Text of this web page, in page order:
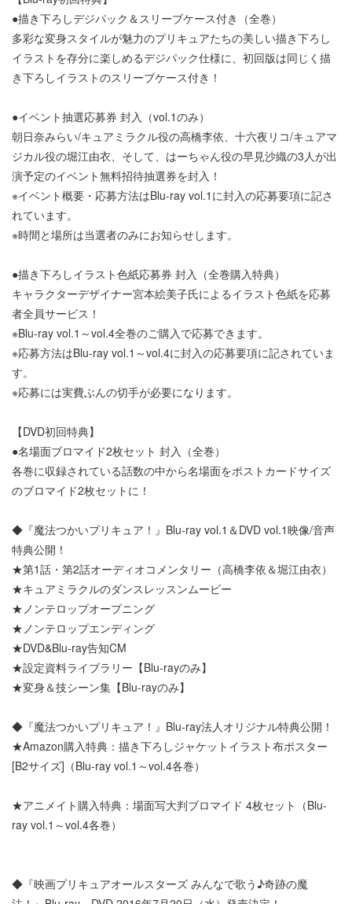
●描き下ろしデジパック＆スリーブケース付き（全巻）
多彩な変身スタイルが魅力のプリキュアたちの美しい描き下ろし
イラストを存分に楽しめるデジパック仕様に、初回版は同じく描
き下ろしイラストのスリーブケース付き！
●イベント抽選応募券 封入（vol.1のみ）
朝日奈みらい/キュアミラクル役の高橋李依、十六夜リコ/キュアマ
ジカル役の堀江由衣、そして、はーちゃん役の早見沙織の3人が出
演予定のイベント無料招待抽選券を封入！
※イベント概要・応募方法はBlu-ray vol.1に封入の応募要項に記さ
れています。
※時間と場所は当選者のみにお知らせします。
●描き下ろしイラスト色紙応募券 封入（全巻購入特典）
キャラクターデザイナー宮本絵美子氏によるイラスト色紙を応募
者全員サービス！
※Blu-ray vol.1～vol.4全巻のご購入で応募できます。
※応募方法はBlu-ray vol.1～vol.4に封入の応募要項に記されていま
す。
※応募には実費ぶんの切手が必要になります。
【DVD初回特典】
●名場面ブロマイド2枚セット 封入（全巻）
各巻に収録されている話数の中から名場面をポストカードサイズ
のブロマイド2枚セットに！
◆『魔法つかいプリキュア！』Blu-ray vol.1＆DVD vol.1映像/音声
特典公開！
★第1話・第2話オーディオコメンタリー（高橋李依＆堀江由衣）
★キュアミラクルのダンスレッスンムービー
★ノンテロップオープニング
★ノンテロップエンディング
★DVD&Blu-ray告知CM
★設定資料ライブラリー【Blu-rayのみ】
★変身＆技シーン集【Blu-rayのみ】
◆『魔法つかいプリキュア！』Blu-ray法人オリジナル特典公開！
★Amazon購入特典：描き下ろしジャケットイラスト布ポスター
[B2サイズ]（Blu-ray vol.1～vol.4各巻）
★アニメイト購入特典：場面写大判ブロマイド 4枚セット（Blu-
ray vol.1～vol.4各巻）
◆『映画プリキュアオールスターズ みんなで歌う♪奇跡の魔